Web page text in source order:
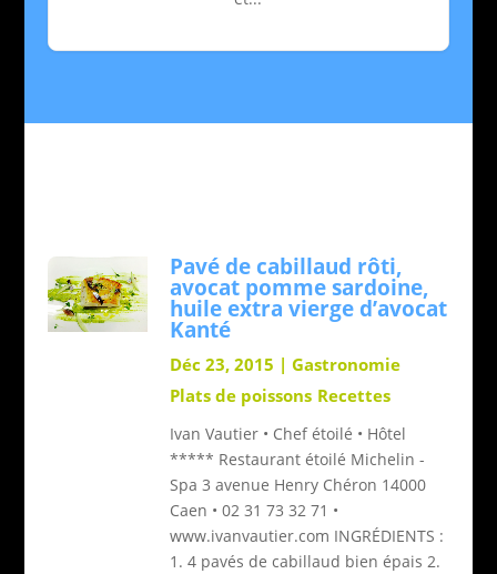
Pavé de cabillaud rôti,
avocat pomme sardoine,
huile extra vierge d’avocat
Kanté
Déc 23, 2015 |Gastronomie
Plats de poissons Recettes
Ivan Vautier • Chef étoilé • Hôtel
***** Restaurant étoilé Michelin -
Spa 3 avenue Henry Chéron 14000
Caen • 02 31 73 32 71 •
www.ivanvautier.com INGRÉDIENTS :
1. 4 pavés de cabillaud bien épais 2.